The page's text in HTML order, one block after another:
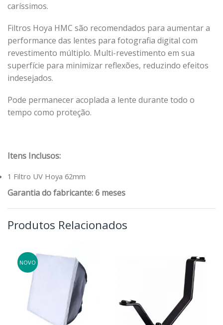
caríssimos.
Filtros Hoya HMC são recomendados para aumentar a
performance das lentes para fotografia digital com
revestimento múltiplo. Multi-revestimento em sua
superfície para minimizar reflexões, reduzindo efeitos
indesejados.
Pode permanecer acoplada a lente durante todo o
tempo como proteção.
Itens Inclusos:
1 Filtro UV Hoya 62mm
Garantia do fabricante: 6 meses
Produtos Relacionados
NOVO